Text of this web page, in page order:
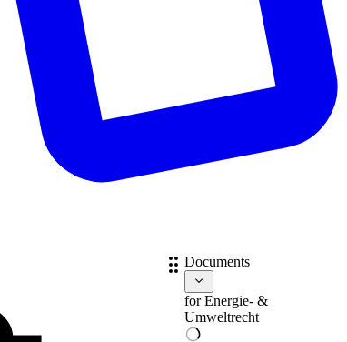
Documents
forEnergie- &
Umweltrecht